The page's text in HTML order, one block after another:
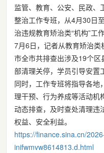
监管、教育、公安、民政、
整治工作专班，从4月30日
治违规教育矫治类“机构”工作
7月6日，记者从教育矫治
市全市共排查出涉及19个
部清理关停，学员引导安置
同时，工作专班将指导各地
理干预、行为养成等活动机
动态排查，及时查处清理违
权益、安全利益。
https://finance.sina.cn/
inifwmvw8614813.d.html